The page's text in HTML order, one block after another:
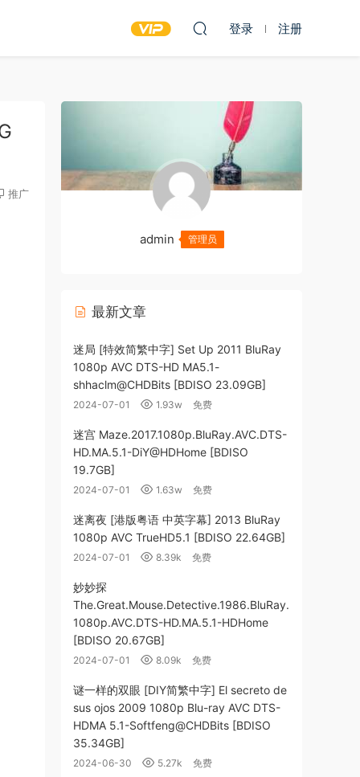
登录 注册
推广
admin 管理员
最新文章
迷局 [特效简繁中字] Set Up 2011 BluRay
1080p AVC DTS-HD MA5.1-
shhaclm@CHDBits [BDISO 23.09GB]
2024-07-01 1.93w 免费
迷宫 Maze.2017.1080p.BluRay.AVC.DTS-
HD.MA.5.1-DiY@HDHome [BDISO
19.7GB]
2024-07-01 1.63w 免费
迷离夜 [港版粤语 中英字幕] 2013 BluRay
1080p AVC TrueHD5.1 [BDISO 22.64GB]
2024-07-01 8.39k 免费
妙妙探
The.Great.Mouse.Detective.1986.BluRay.
1080p.AVC.DTS-HD.MA.5.1-HDHome
[BDISO 20.67GB]
2024-07-01 8.09k 免费
谜一样的双眼 [DIY简繁中字] El secreto de
sus ojos 2009 1080p Blu-ray AVC DTS-
HDMA 5.1-Softfeng@CHDBits [BDISO
35.34GB]
2024-06-30 5.27k 免费